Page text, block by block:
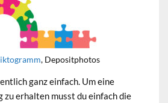
, Depositphotos
ganz einfach. Um eine
zu erhalten musst du einfach die